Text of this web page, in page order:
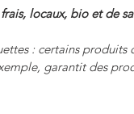
locaux, bio et de
: certains produits
garantit des